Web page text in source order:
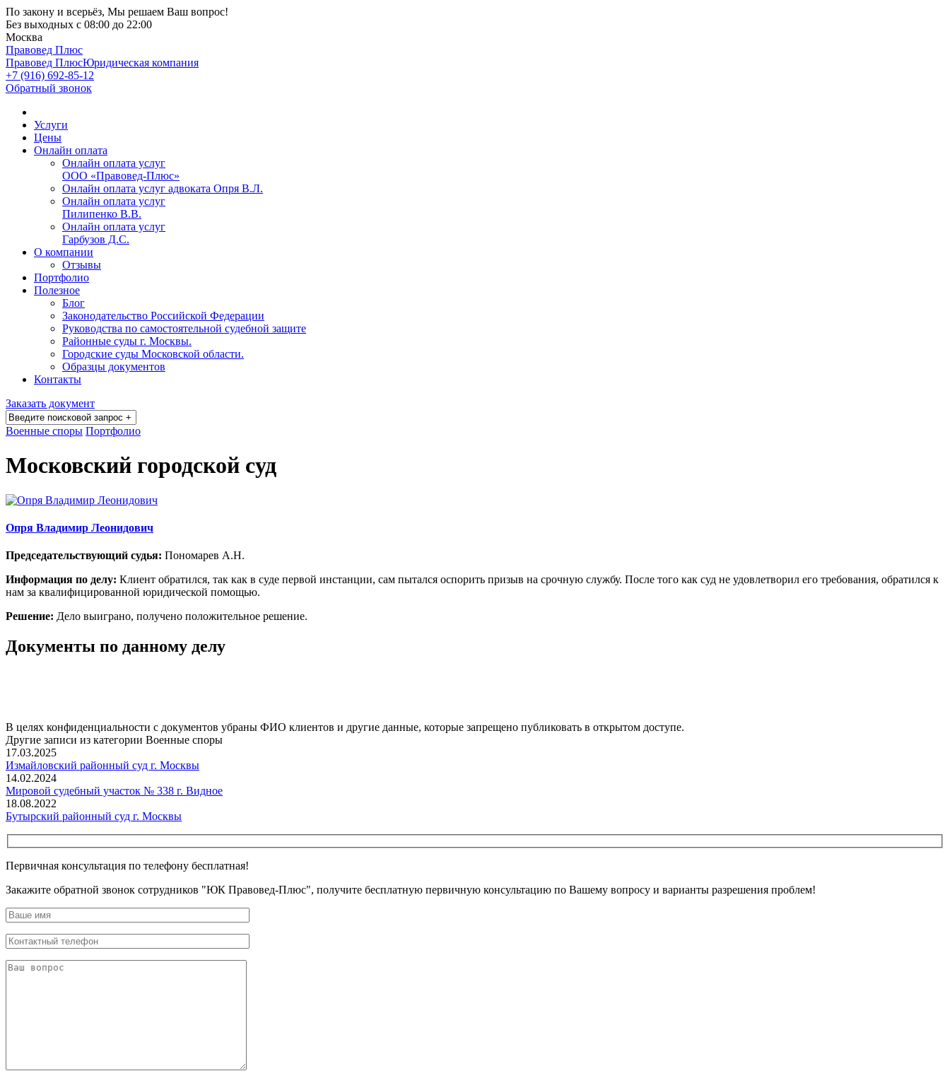
По закону и всерьёз, Мы решаем Ваш вопрос!
Без выходных с 08:00 до 22:00
Москва
Правовед Плюс
Правовед ПлюсЮридическая компания
+7 (916) 692-85-12
Обратный звонок
Услуги
Цены
Онлайн оплата
Онлайн оплата услуг
ООО «Правовед-Плюс»
Онлайн оплата услуг адвоката Опря В.Л.
Онлайн оплата услуг
Пилипенко В.В.
Онлайн оплата услуг
Гарбузов Д.С.
О компании
Отзывы
Портфолио
Полезное
Блог
Законодательство Российской Федерации
Руководства по самостоятельной судебной защите
Районные суды г. Москвы.
Городские суды Московской области.
Образцы документов
Контакты
Заказать документ
Военные споры Портфолио
Московский городской суд
Опря Владимир Леонидович
Председательствующий судья: Пономарев А.Н.
Информация по делу: Клиент обратился, так как в суде первой инстанции, сам пытался оспорить призыв на срочную службу. После того как суд не удовлетворил его требования, обратился к
нам за квалифицированной юридической помощью.
Решение: Дело выиграно, получено положительное решение.
Документы по данному делу
В целях конфиденциальности с документов убраны ФИО клиентов и другие данные, которые запрещено публиковать в открытом доступе.
Другие записи из категории Военные споры
17.03.2025
Измайловский районный суд г. Москвы
14.02.2024
Мировой судебный участок № 338 г. Видное
18.08.2022
Бутырский районный суд г. Москвы
Первичная консультация по телефону бесплатная!
Закажите обратной звонок сотрудников "ЮК Правовед-Плюс", получите бесплатную первичную консультацию по Вашему вопросу и варианты разрешения проблем!